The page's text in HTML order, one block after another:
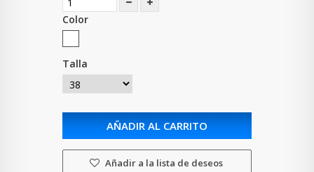
Color
Talla
AÑADIR AL CARRITO
Añadir a la lista de deseos